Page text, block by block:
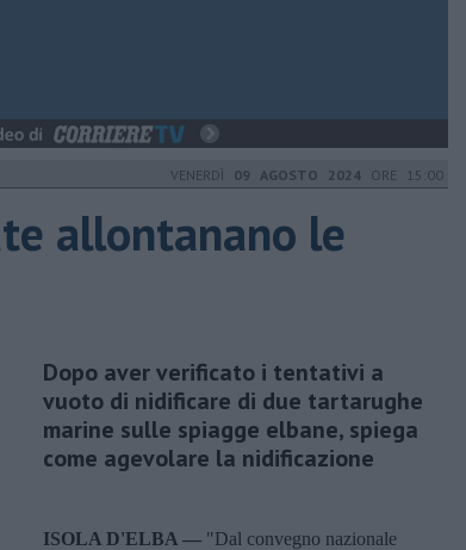
VENERDÌ 09 AGOSTO 2024 ORE 15:00
allontanano le
Dopo aver verificato i tentativi a
vuoto di nidificare di due tartarughe
marine sulle spiagge elbane, spiega
come agevolare la nidificazione
ISOLA D'ELBA — "Dal convegno nazionale